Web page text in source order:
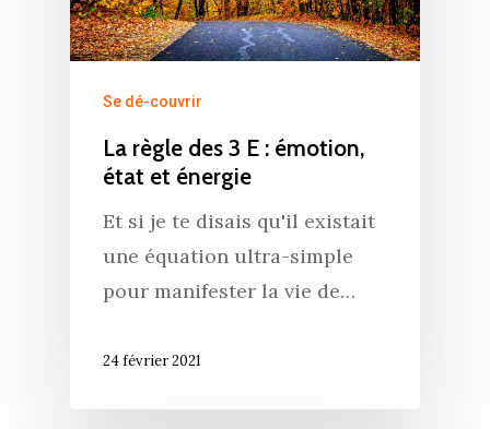
Se dé-couvrir
La règle des 3 E : émotion,
état et énergie
Et si je te disais qu'il existait
une équation ultra-simple
pour manifester la vie de…
24 février 2021